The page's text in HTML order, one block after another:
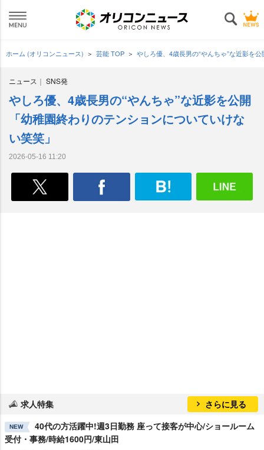
ホーム (オリコンニュース) 芸能 TOP しろ優、4歳長男の“やんちゃ”な近影を
ニュース SNS発
しろ優、4歳長男の“やんちゃ”な近影を公開
「幼稚園終わりのテンションについていけな
い笑笑」
2026-05-16 11:20
求人特集 さらに見る
NEW
40代の方活躍中!週3日勤務 座って接客が中心/ショールーム
受付・事務/時給1600円/東山田